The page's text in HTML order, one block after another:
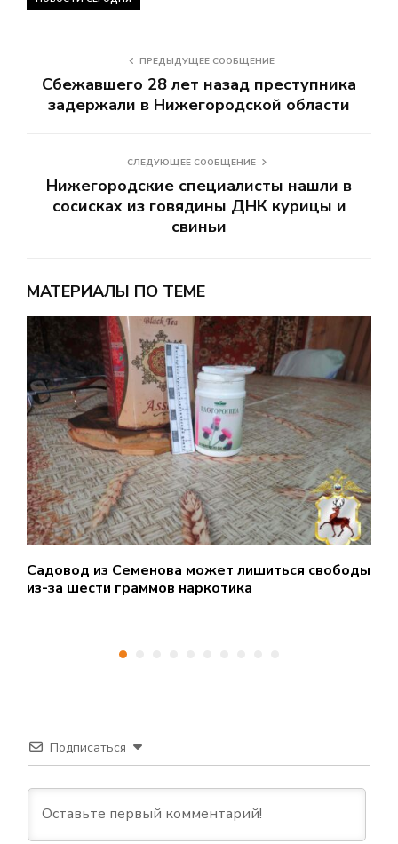
ПРЕДЫДУЩЕЕ СООБЩЕНИЕ
Сбежавшего 28 лет назад преступника
задержали в Нижегородской области
СЛЕДУЮЩЕЕ СООБЩЕНИЕ
Нижегородские специалисты нашли в
сосисках из говядины ДНК курицы и
свиньи
МАТЕРИАЛЫ ПО ТЕМЕ
Садовод из Семенова может лишиться свободы
из-за шести граммов наркотика
Подписаться